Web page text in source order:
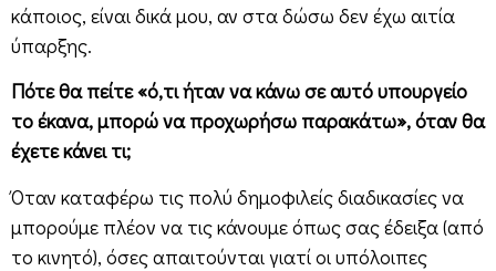
κάποιος, είναι δικά μου, αν στα δώσω δεν έχω αιτία
ύπαρξης.
Πότε θα πείτε «ό,τι ήταν να κάνω σε αυτό υπουργείο
το έκανα, μπορώ να προχωρήσω παρακάτω», όταν θα
έχετε κάνει τι;
Όταν καταφέρω τις πολύ δημοφιλείς διαδικασίες να
μπορούμε πλέον να τις κάνουμε όπως σας έδειξα (από
το κινητό), όσες απαιτούνται γιατί οι υπόλοιπες